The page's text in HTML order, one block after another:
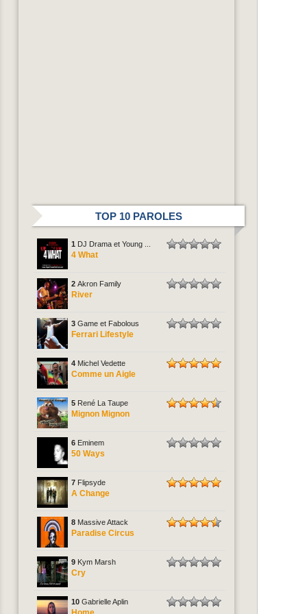
TOP 10 PAROLES
1 DJ Drama et Young ...
4 What
2 Akron Family
River
3 Game et Fabolous
Ferrari Lifestyle
4 Michel Vedette
Comme un Aigle
5 René La Taupe
Mignon Mignon
6 Eminem
50 Ways
7 Flipsyde
A Change
8 Massive Attack
Paradise Circus
9 Kym Marsh
Cry
10 Gabrielle Aplin